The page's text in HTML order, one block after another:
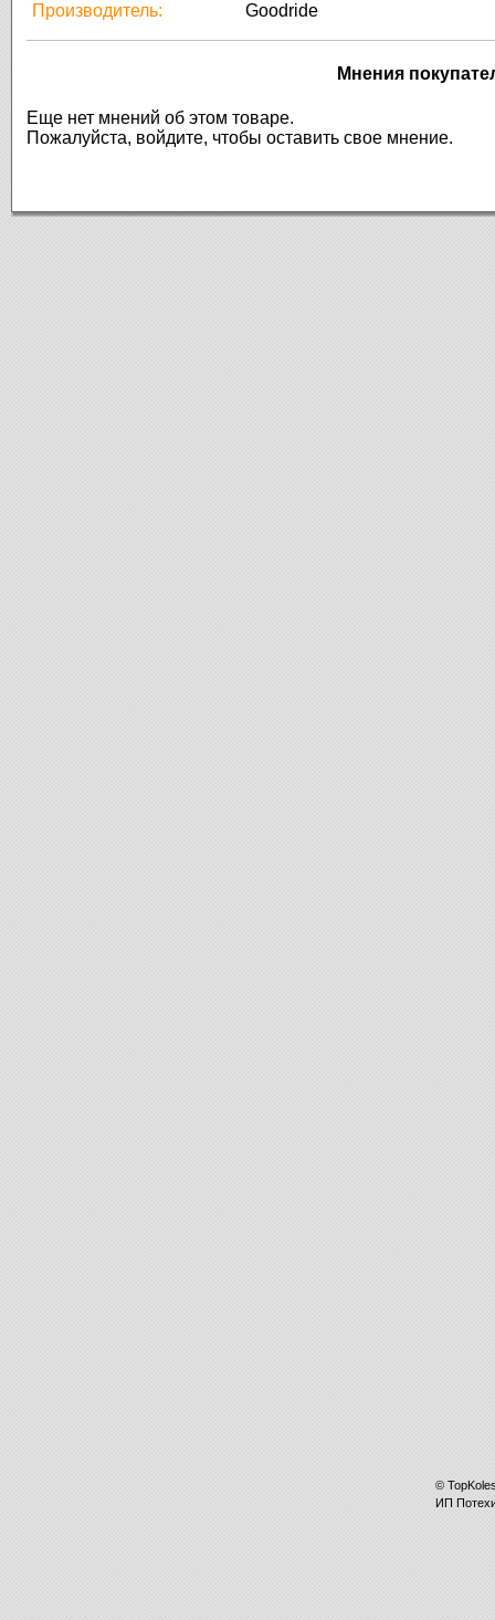
Производитель:
Goodride
Мнения
Еще нет мнений об этом товаре.
Пожалуйста, войдите, чтобы оставить свое мнение.
©
ИП